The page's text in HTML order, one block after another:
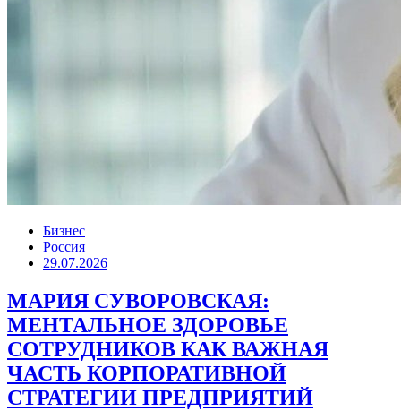
Бизнес
Россия
29.07.2026
МАРИЯ СУВОРОВСКАЯ:
МЕНТАЛЬНОЕ ЗДОРОВЬЕ
СОТРУДНИКОВ КАК ВАЖНАЯ
ЧАСТЬ КОРПОРАТИВНОЙ
СТРАТЕГИИ ПРЕДПРИЯТИЙ